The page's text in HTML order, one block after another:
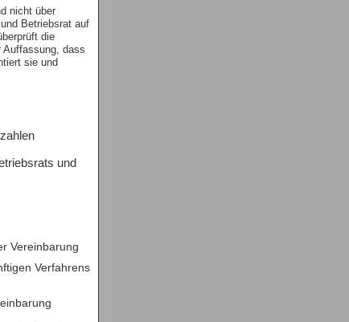
nicht über
Betriebsrat auf
die
Auffassung, dass
sie und
und
Vereinbarung
Verfahrens